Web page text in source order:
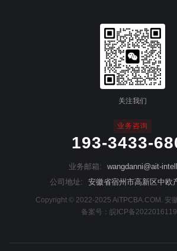
业务咨询
193-3433-
业务邮箱:
wangdanni@ait-
公司地址:
安徽省宿州市高新区中欧
Copyright © 2022-2025 AiTPCBA.COM. 安
备案号： 皖ICP备
关注我们